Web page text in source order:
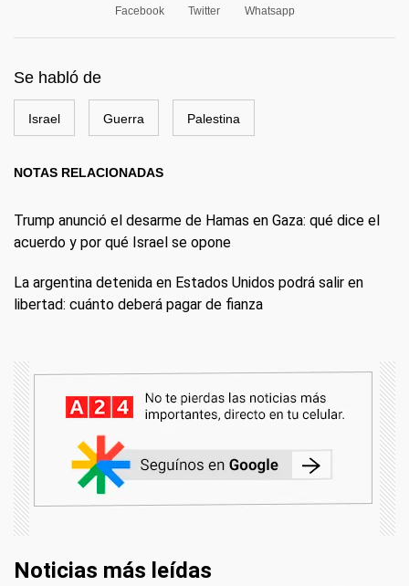
Facebook Twitter Whatsapp
Se habló de
Israel Guerra Palestina
NOTAS RELACIONADAS
Trump anunció el desarme de Hamas en Gaza: qué dice el
acuerdo y por qué Israel se opone
La argentina detenida en Estados Unidos podrá salir en
libertad: cuánto deberá pagar de fianza
Noticias más leídas